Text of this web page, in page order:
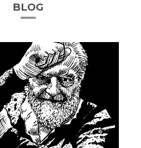
BLOG